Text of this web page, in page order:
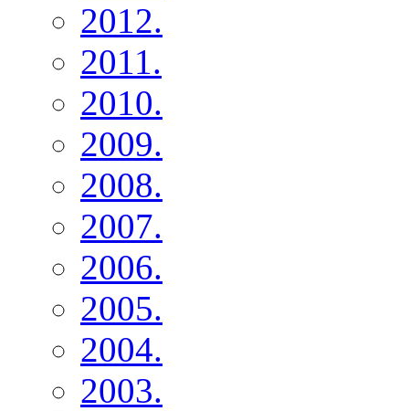
2012.
2011.
2010.
2009.
2008.
2007.
2006.
2005.
2004.
2003.